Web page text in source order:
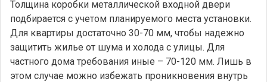
Толщина коробки металлической входной двери
подбирается с учетом планируемого места установки.
Для квартиры достаточно 30-70 мм, чтобы надежно
защитить жилье от шума и холода с улицы. Для
частного дома требования иные – 70-120 мм. Лишь в
этом случае можно избежать проникновения внутрь